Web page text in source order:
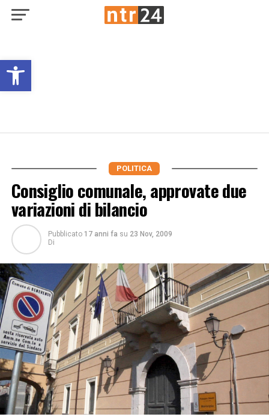
Open toolbar
POLITICA
Consiglio comunale, approvate due
variazioni di bilancio
Pubblicato 17 anni fa su 23 Nov, 2009
Di